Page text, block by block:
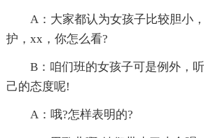
A：大家都认为女孩子比较胆小
护，xx，你怎么看?
B：咱们班的女孩子可是例外，
己的态度呢!
A：哦?怎样表明的?